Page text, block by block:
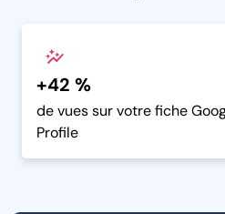
+42 %
de vues sur votre fiche
Profile